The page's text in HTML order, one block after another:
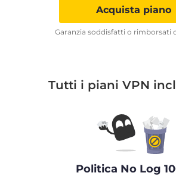
Acquista piano
Garanzia soddisfatti o rimborsati
Tutti i piani VPN
Politica No Log